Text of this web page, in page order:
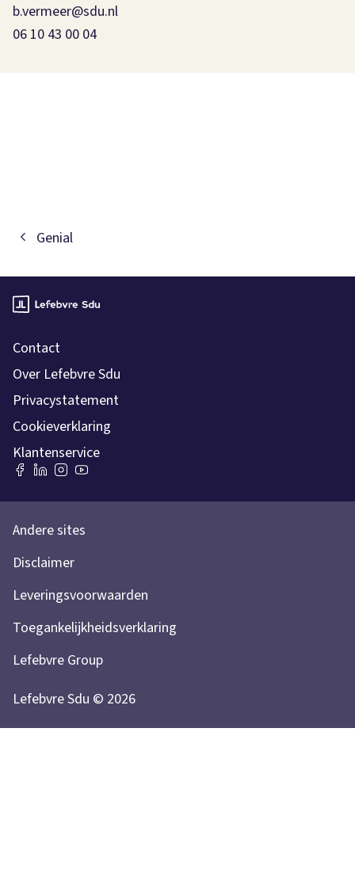
b.vermeer@sdu.nl
06 10 43 00 04
Genial
Contact
Over Lefebvre Sdu
Privacystatement
Cookieverklaring
Klantenservice
Lefebvre Sdu © 2026
Andere sites
Disclaimer
Leveringsvoorwaarden
Toegankelijkheidsverklaring
Lefebvre Group